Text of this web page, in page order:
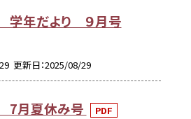
学年だより ９月号
更新日 2025/08/29
7月夏休み号
PDF